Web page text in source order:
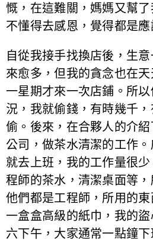
慨，在這難關，媽媽又幫
不懂得去感恩，覺得都是應
自從我接手找換店後，生
來愈多，但我的貪念也在
一星期才來一次店鋪。所
況，我就偷錢，有時幾千
偷。後來，在合夥人的介
公司，做茶水清潔的工作
就去上班，我的工作量很
程師的茶水，清潔桌面等
他們都是工程師，所用的
一盒盒高級的紙巾，我的
六下午，大家通常一點鐘